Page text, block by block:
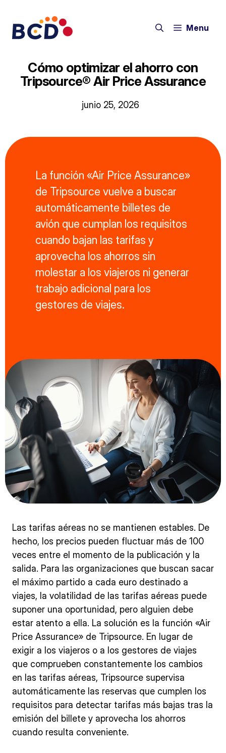
contenido
Menu
Cómo optimizar el ahorro con
Tripsource® Air Price Assurance
junio 25, 2026
La función «Air Price Assurance»
de Tripsource vuelve a buscar
automáticamente billetes de
avión que cumplan los requisitos
cuando bajan las tarifas y
aprovecha los ahorros sin
molestar a los viajeros ni generar
trabajo adicional para los
gestores de viajes.
Las tarifas aéreas no se mantienen estables. De
hecho, los precios pueden fluctuar más de 100
veces entre el momento de la publicación y la
salida. Para las organizaciones que buscan sacar
el máximo partido a cada euro destinado a
viajes, la volatilidad de las tarifas aéreas puede
suponer una oportunidad, pero alguien debe
estar atento a ella. La solución es la función «Air
Price Assurance» de Tripsource. En lugar de
exigir a los viajeros o a los gestores de viajes
que comprueben constantemente los cambios
en las tarifas aéreas, Tripsource supervisa
automáticamente las reservas que cumplen los
requisitos para detectar tarifas más bajas tras la
emisión del billete y aprovecha los ahorros
cuando resulta conveniente.